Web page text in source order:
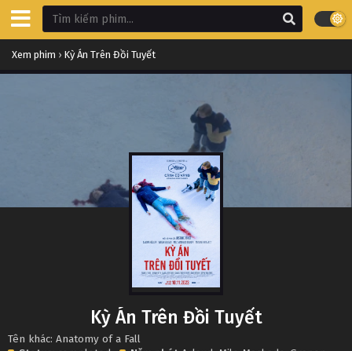
Xem phim › Kỳ Án Trên Đồi Tuyết
Kỳ Án Trên Đồi Tuyết
Tên khác: Anatomy of a Fall